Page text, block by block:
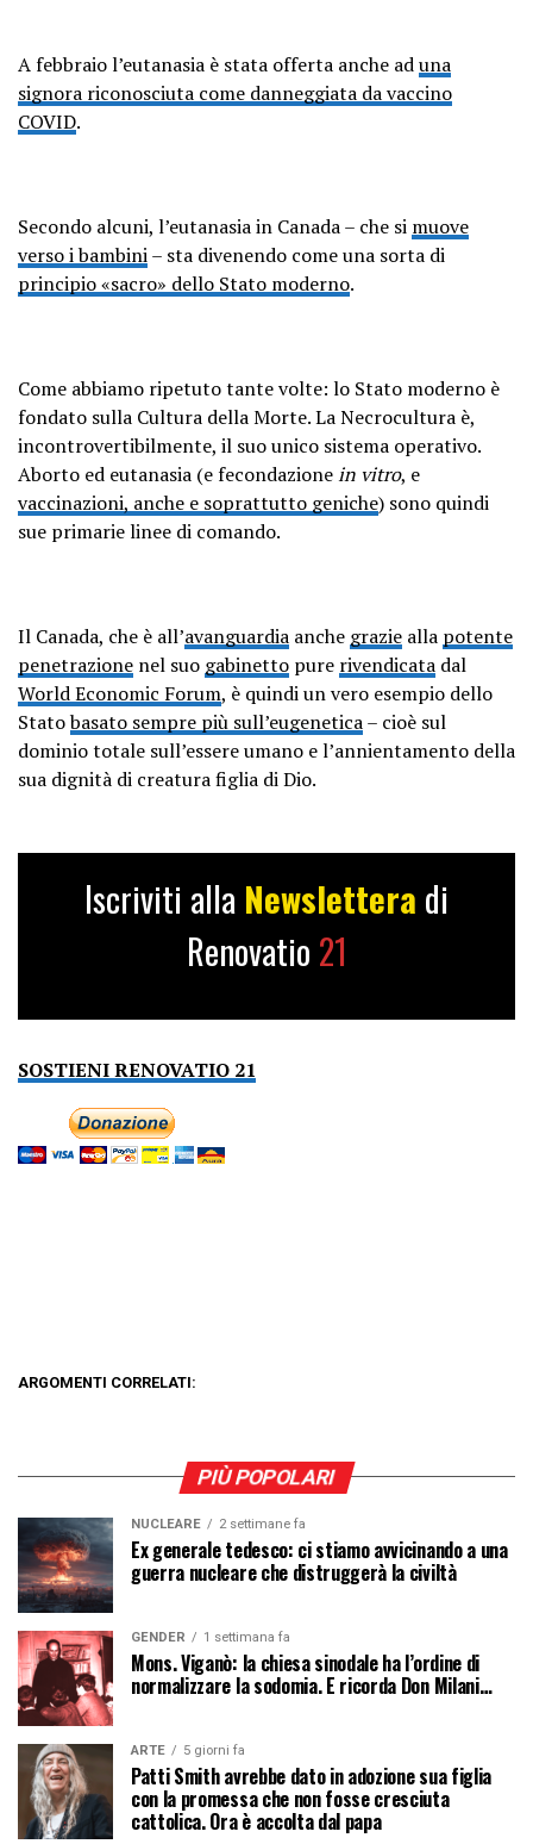
A febbraio l’eutanasia è stata offerta anche aduna
signora riconosciuta come danneggiata da vaccino
COVID.
Secondo alcuni, l’eutanasia in Canada – che si muove
verso i bambini– sta divenendo come una sorta di
principio «sacro» dello Stato moderno.
Come abbiamo ripetuto tante volte: lo Stato moderno è
fondato sulla Cultura della Morte. La Necrocultura è,
incontrovertibilmente, il suo unico sistema operativo.
Aborto ed eutanasia (e fecondazionein vitro, e
vaccinazioni, anche e soprattutto geniche) sono quindi
sue primarie linee di comando.
Il Canada, che è all’avanguardia anche grazie alla potente
penetrazione nel suo gabinetto pure rivendicata dal
World Economic Forum, è quindi un vero esempio dello
Statobasato sempre più sull’eugenetica– cioè sul
dominio totale sull’essere umano e l’annientamento della
sua dignità di creatura figlia di Dio.
Iscriviti alla Newslettera di
Renovatio 21
SOSTIENI RENOVATIO 21
ARGOMENTI CORRELATI:
PIÙ POPOLARI
NUCLEARE 2 settimane fa
Ex generale tedesco: ci stiamo avvicinando a una
guerra nucleare che distruggerà la civiltà
GENDER 1 settimana fa
Mons. Viganò: la chiesa sinodale ha l’ordine di
normalizzare la sodomia. E ricorda Don Milani…
ARTE 5 giorni fa
Patti Smith avrebbe dato in adozione sua figlia
con la promessa che non fosse cresciuta
cattolica. Ora è accolta dal papa